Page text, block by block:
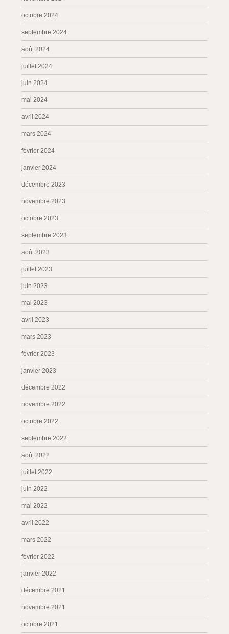
octobre 2024
septembre 2024
août 2024
juillet 2024
juin 2024
mai 2024
avril 2024
mars 2024
février 2024
janvier 2024
décembre 2023
novembre 2023
octobre 2023
septembre 2023
août 2023
juillet 2023
juin 2023
mai 2023
avril 2023
mars 2023
février 2023
janvier 2023
décembre 2022
novembre 2022
octobre 2022
septembre 2022
août 2022
juillet 2022
juin 2022
mai 2022
avril 2022
mars 2022
février 2022
janvier 2022
décembre 2021
novembre 2021
octobre 2021